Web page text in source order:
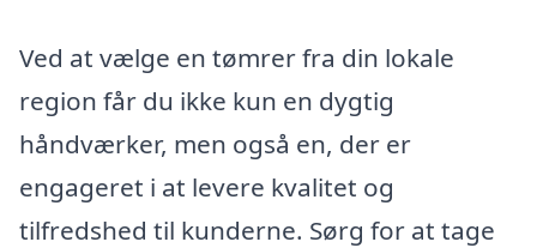
Ved at vælge en tømrer fra din lokale
region får du ikke kun en dygtig
håndværker, men også en, der er
engageret i at levere kvalitet og
tilfredshed til kunderne. Sørg for at tage